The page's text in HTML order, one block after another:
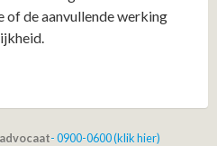
of de aanvullende werking
- 0900-0600 (klik hier)